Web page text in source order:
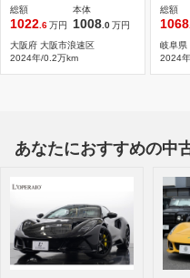
総額
1022 .6万円
本体
1008 .0万円
大阪府 大阪市浪速区
2024年/0.2万km
総額
1068
岐阜県
2024
あなたにおすすめの中